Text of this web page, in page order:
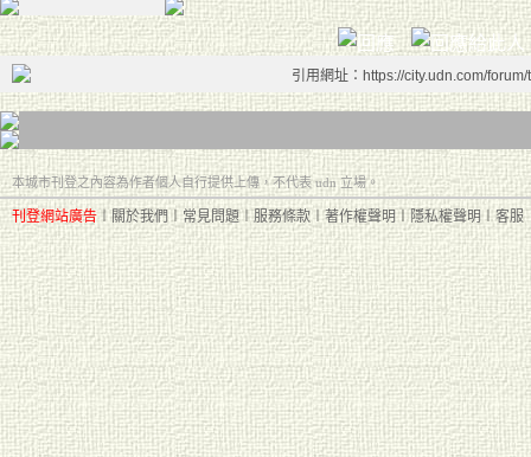
引用網址：https://city.udn.com/
本城市刊登之內容為作者個人自行提供上傳，不代表 udn 立場。
刊登網站廣告 ︱關於我們 ︱ 常見問題︱服務條款︱著作權聲明 ︱ 隱私權聲明 ︱ 客服